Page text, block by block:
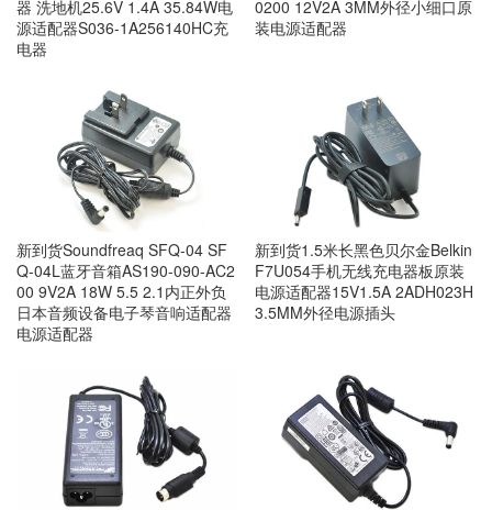
器 洗地机25.6V 1.4A 35.84W电
源适配器S036-1A256140HC充
电器
0200 12V2A 3MM外径小细口原
装电源适配器
新到货Soundfreaq SFQ-04 SF
Q-04L蓝牙音箱AS190-090-AC2
00 9V2A 18W 5.5 2.1内正外负
日本音频设备电子琴音响适配器
电源适配器
新到货1.5米长黑色贝尔金Belkin
F7U054手机无线充电器板原装
电源适配器15V1.5A 2ADH023H
3.5MM外径电源插头